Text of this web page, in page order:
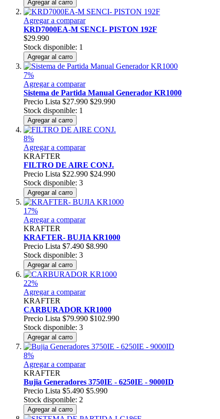
Agregar al carro
Agregar a comparar
KRD7000EA-M SENCI- PISTON 192F
$29.990
Stock disponible: 1
Agregar al carro
7%
Agregar a comparar
Sistema de Partida Manual Generador KR1000
Precio Lista $27.990 $29.990
Stock disponible: 1
Agregar al carro
8%
Agregar a comparar
KRAFTER
FILTRO DE AIRE CONJ.
Precio Lista $22.990 $24.990
Stock disponible: 3
Agregar al carro
17%
Agregar a comparar
KRAFTER
KRAFTER- BUJIA KR1000
Precio Lista $7.490 $8.990
Stock disponible: 3
Agregar al carro
22%
Agregar a comparar
KRAFTER
CARBURADOR KR1000
Precio Lista $79.990 $102.990
Stock disponible: 3
Agregar al carro
8%
Agregar a comparar
KRAFTER
Bujia Generadores 3750IE - 6250IE - 9000ID
Precio Lista $5.490 $5.990
Stock disponible: 2
Agregar al carro